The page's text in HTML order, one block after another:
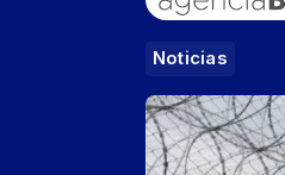
Noticias